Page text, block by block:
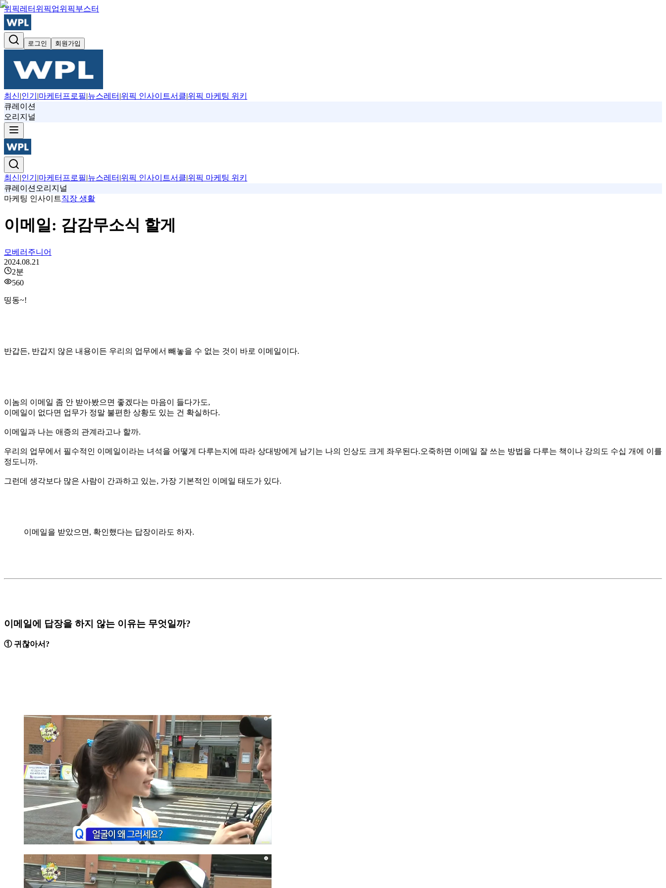
위픽레터 위픽업위픽부스터
로그인 회원가입
최신|인기 |마케터프로필|뉴스레터 |위픽 인사이트서클|위픽 마케팅 위키
큐레이션
오리지널
최신|인기 |마케터프로필|뉴스레터 |위픽 인사이트서클|위픽 마케팅 위키
큐레이션 오리지널
마케팅 인사이트직장 생활
이메일: 감감무소식 할게
모베러주니어
2024.08.21
2분
560
띵동~!
반갑든, 반갑지 않은 내용이든 우리의 업무에서 빼놓을 수 없는 것이 바로 이메일이다.
이놈의 이메일 좀 안 받아봤으면 좋겠다는 마음이 들다가도,
이메일이 없다면 업무가 정말 불편한 상황도 있는 건 확실하다.
이메일과 나는 애증의 관계라고나 할까.
우리의 업무에서 필수적인 이메일이라는 녀석을 어떻게 다루는지에 따라 상대방에게 남기는 나의 인상도 크게 좌우된다.오죽하면 이메일 잘 쓰는 방법을 다루는 책이나 강의도 수십 개에 이를
정도니까.
그런데 생각보다 많은 사람이 간과하고 있는, 가장 기본적인 이메일 태도가 있다.
이메일을 받았으면, 확인했다는 답장이라도 하자.
이메일에 답장을 하지 않는 이유는 무엇일까?
① 귀찮아서?